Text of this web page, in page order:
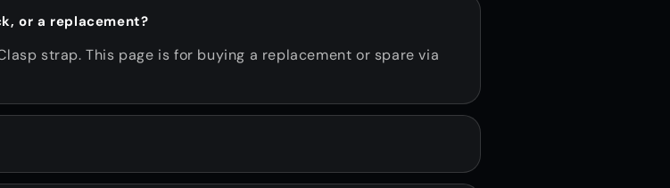
or a replacement?
strap. This page is for buying a replacement or spare via